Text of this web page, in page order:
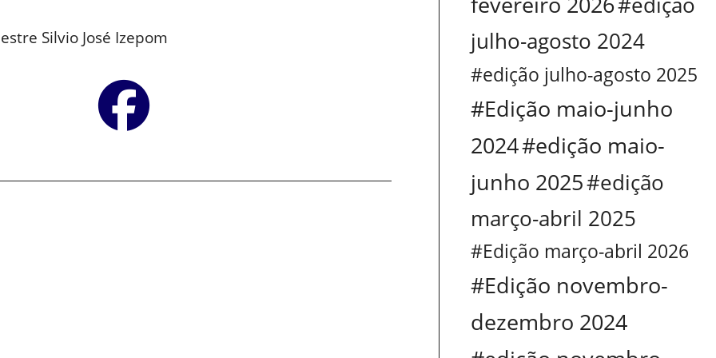
Silvio José Izepom
julho-agosto 2024
#edição julho-agosto 2025
#Edição maio-junho
2024#edição maio-
junho 2025#edição
março-abril 2025
#Edição março-abril 2026
#Edição novembro-
dezembro 2024